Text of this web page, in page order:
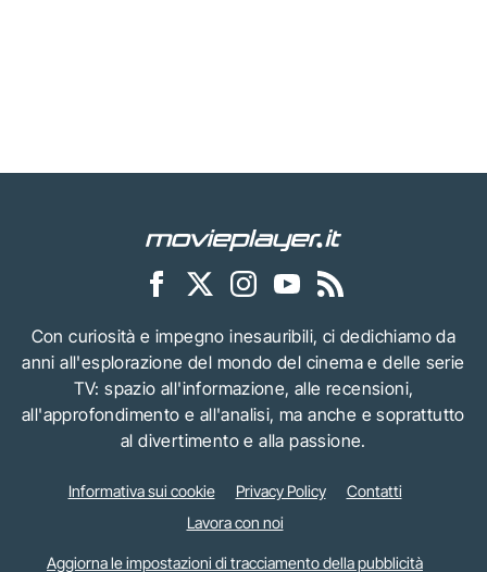
Con curiosità e impegno inesauribili, ci dedichiamo da
anni all'esplorazione del mondo del cinema e delle serie
TV: spazio all'informazione, alle recensioni,
all'approfondimento e all'analisi, ma anche e soprattutto
al divertimento e alla passione.
Informativa sui cookie Privacy Policy
Contatti
Lavora con noi
Aggiorna le impostazioni di tracciamento della pubblicità